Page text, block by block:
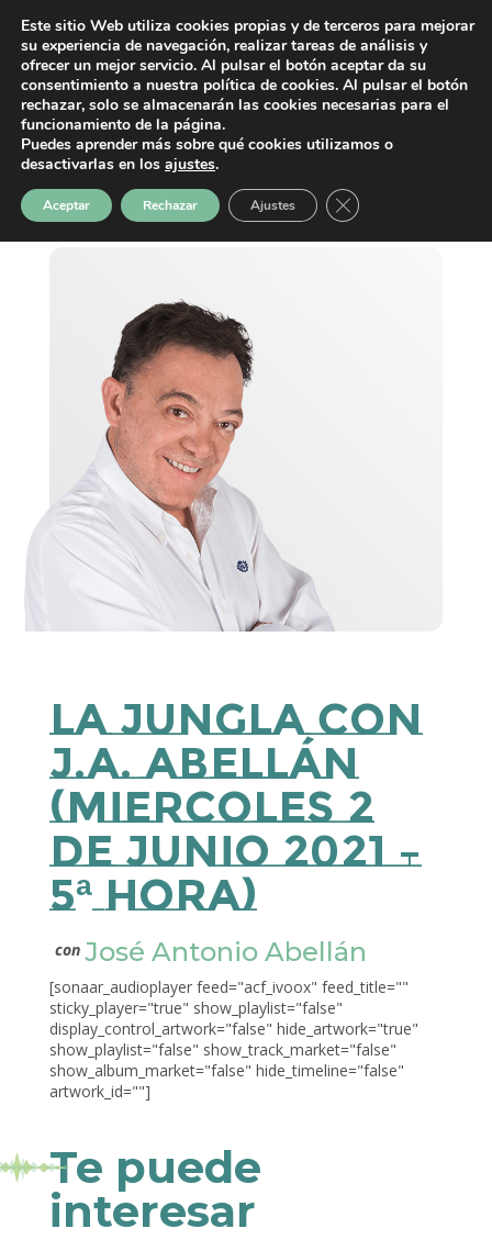
La Jungla con
J.A. Abellán
(miercoles 2
de junio 2021 –
5ª Hora)
con José Antonio Abellán
[sonaar_audioplayer feed="acf_ivoox" feed_title=""
sticky_player="true" show_playlist="false"
display_control_artwork="false" hide_artwork="true"
show_playlist="false" show_track_market="false"
show_album_market="false" hide_timeline="false"
artwork_id=""]
Te puede
interesar
Este sitio Web utiliza cookies propias y de terceros para mejorar
su experiencia de navegación, realizar tareas de análisis y
ofrecer un mejor servicio. Al pulsar el botón aceptar da su
consentimiento a nuestra política de cookies. Al pulsar el botón
rechazar, solo se almacenarán las cookies necesarias para el
funcionamiento de la página.
Puedes aprender más sobre qué cookies utilizamos o
desactivarlas en los ajustes.
Aceptar Rechazar Ajustes Cerrar el banner de